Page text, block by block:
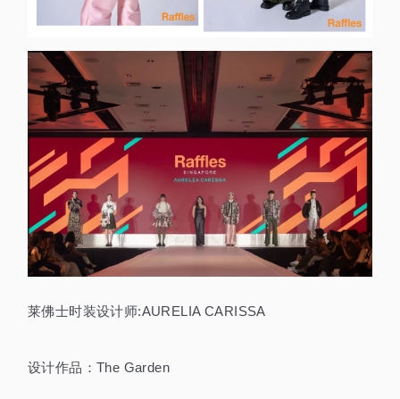
莱佛士时装设计师:AURELIA CARISSA
设计作品：The Garden